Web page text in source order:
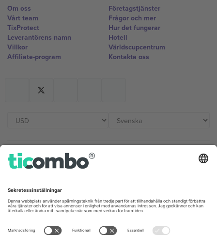
Om oss
Vårt team
TixProtect
Leverantörens namn
Villkor
Affiliate-program
Företagstjänster
Frågor och mer
Hur det fungerar
Hotell
Världscupcentrum
Kontakta oss
Kontor och support
Unter den Linden 24, 10117
Berlin, Germany
London, EC1V 1AW, United
Kingdom
United States
Switzerland